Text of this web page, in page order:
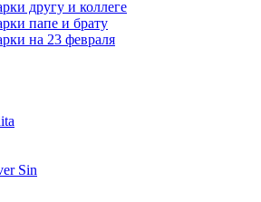
другу и коллеге
папе и брату
на 23 февраля
Sin